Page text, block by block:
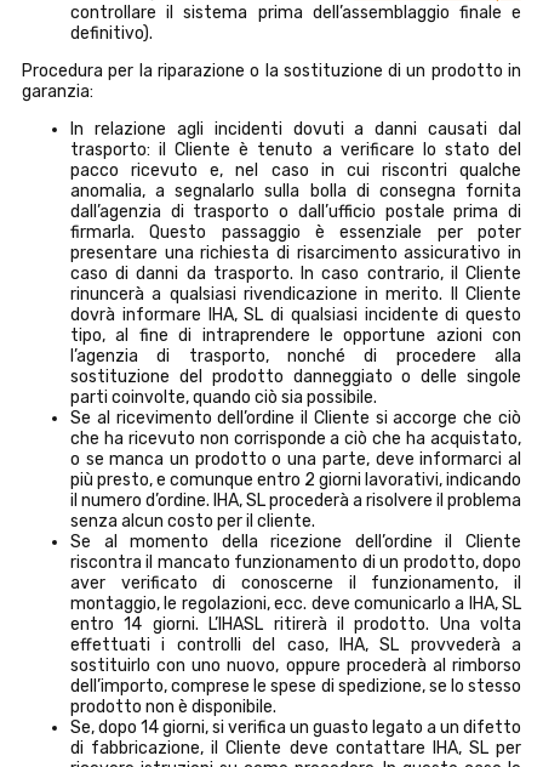
controllare il sistema prima dell’assemblaggio finale e
definitivo).
Procedura per la riparazione o la sostituzione di un prodotto in
garanzia:
In relazione agli incidenti dovuti a danni causati dal
trasporto: il Cliente è tenuto a verificare lo stato del
pacco ricevuto e, nel caso in cui riscontri qualche
anomalia, a segnalarlo sulla bolla di consegna fornita
dall’agenzia di trasporto o dall’ufficio postale prima di
firmarla. Questo passaggio è essenziale per poter
presentare una richiesta di risarcimento assicurativo in
caso di danni da trasporto. In caso contrario, il Cliente
rinuncerà a qualsiasi rivendicazione in merito. Il Cliente
dovrà informare IHA, SL di qualsiasi incidente di questo
tipo, al fine di intraprendere le opportune azioni con
l’agenzia di trasporto, nonché di procedere alla
sostituzione del prodotto danneggiato o delle singole
parti coinvolte, quando ciò sia possibile.
Se al ricevimento dell’ordine il Cliente si accorge che ciò
che ha ricevuto non corrisponde a ciò che ha acquistato,
o se manca un prodotto o una parte, deve informarci al
più presto, e comunque entro 2 giorni lavorativi, indicando
il numero d’ordine. IHA, SL procederà a risolvere il problema
senza alcun costo per il cliente.
Se al momento della ricezione dell’ordine il Cliente
riscontra il mancato funzionamento di un prodotto, dopo
aver verificato di conoscerne il funzionamento, il
montaggio, le regolazioni, ecc. deve comunicarlo a IHA, SL
entro 14 giorni. L’IHASL ritirerà il prodotto. Una volta
effettuati i controlli del caso, IHA, SL provvederà a
sostituirlo con uno nuovo, oppure procederà al rimborso
dell’importo, comprese le spese di spedizione, se lo stesso
prodotto non è disponibile.
Se, dopo 14 giorni, si verifica un guasto legato a un difetto
di fabbricazione, il Cliente deve contattare IHA, SL per